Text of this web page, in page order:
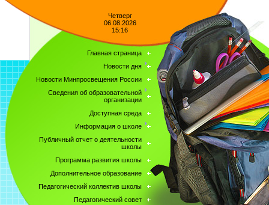
Четверг
06.08.2026
15:16
Главная страница
Новости дня
Новости Минпросвещения России
Сведения об образовательной
организации
Доступная среда
Информация о школе
Публичный отчет о деятельности
школы
Программа развития школы
Дополнительное образование
Педагогический коллектив школы
Педагогический совет